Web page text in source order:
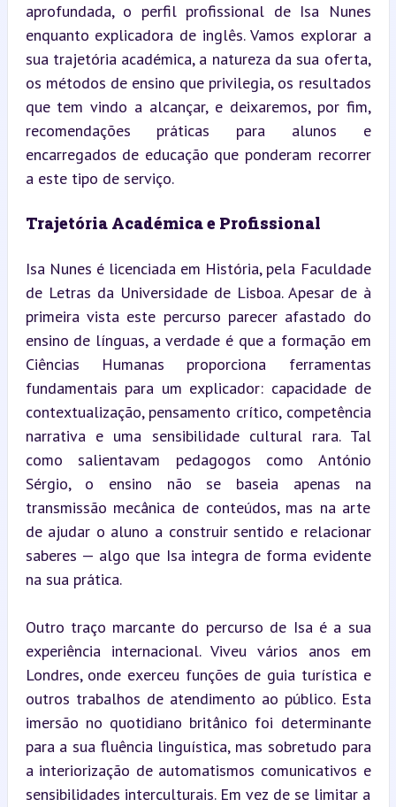
aprofundada, o perfil profissional de Isa Nunes
enquanto explicadora de inglês. Vamos explorar a
sua trajetória académica, a natureza da sua oferta,
os métodos de ensino que privilegia, os resultados
que tem vindo a alcançar, e deixaremos, por fim,
recomendações práticas para alunos e
encarregados de educação que ponderam recorrer
a este tipo de serviço.
Trajetória Académica e Profissional
Isa Nunes é licenciada em História, pela Faculdade
de Letras da Universidade de Lisboa. Apesar de à
primeira vista este percurso parecer afastado do
ensino de línguas, a verdade é que a formação em
Ciências Humanas proporciona ferramentas
fundamentais para um explicador: capacidade de
contextualização, pensamento crítico, competência
narrativa e uma sensibilidade cultural rara. Tal
como salientavam pedagogos como António
Sérgio, o ensino não se baseia apenas na
transmissão mecânica de conteúdos, mas na arte
de ajudar o aluno a construir sentido e relacionar
saberes — algo que Isa integra de forma evidente
na sua prática.
Outro traço marcante do percurso de Isa é a sua
experiência internacional. Viveu vários anos em
Londres, onde exerceu funções de guia turística e
outros trabalhos de atendimento ao público. Esta
imersão no quotidiano britânico foi determinante
para a sua fluência linguística, mas sobretudo para
a interiorização de automatismos comunicativos e
sensibilidades interculturais. Em vez de se limitar a